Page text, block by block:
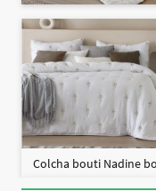
Colcha bouti Nadine